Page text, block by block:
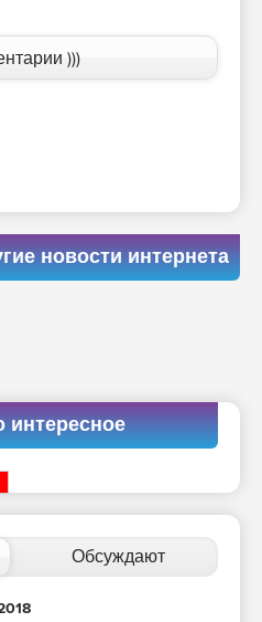
)))
новости интернета
интересное
Обсуждают